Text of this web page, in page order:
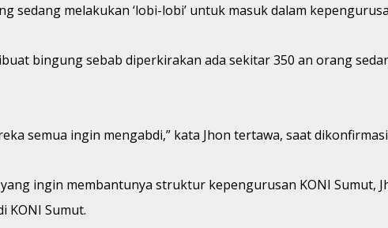
sedang melakukan ‘lobi-lobi’ untuk masuk dalam
bingung sebab diperkirakan ada sekitar 350 an orang
semua ingin mengabdi,” kata Jhon tertawa, saat
ingin membantunya struktur kepengurusan KONI Sumut,
KONI Sumut.